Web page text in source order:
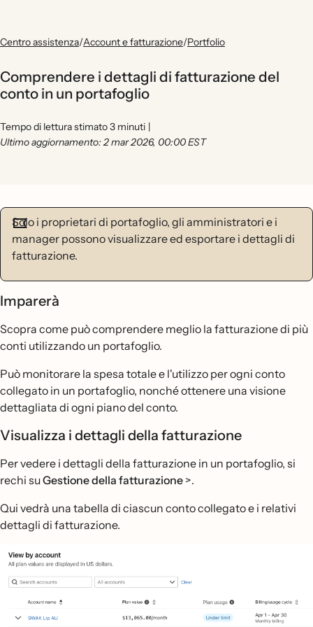
Centro assistenza/Account e fatturazione/Portfolio
Comprendere i dettagli di fatturazione del
conto in un portafoglio
Tempo di lettura stimato 3 minuti |
Ultimo aggiornamento: 2 mar 2026, 00:00 EST
Solo i proprietari di portafoglio, gli amministratori e i
manager possono visualizzare ed esportare i dettagli di
fatturazione.
Imparerà
Scopra come può comprendere meglio la fatturazione di più
conti utilizzando un portafoglio.
Può monitorare la spesa totale e l'utilizzo per ogni conto
collegato in un portafoglio, nonché ottenere una visione
dettagliata di ogni piano del conto.
Visualizza i dettagli della fatturazione
Per vedere i dettagli della fatturazione in un portafoglio, si
rechi suGestione della fatturazione >.
Qui vedrà una tabella di ciascun conto collegato e i relativi
dettagli di fatturazione.